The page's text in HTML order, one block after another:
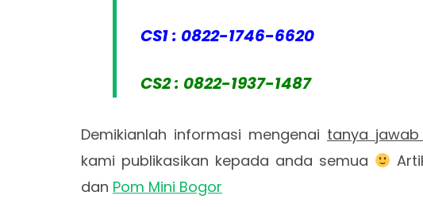
CS1 : 0822-1746-6620
CS2 : 0822-1937-1487
Demikianlah informasi mengenai tanya
kami publikasikan kepada anda semua
dan Pom Mini Bogor